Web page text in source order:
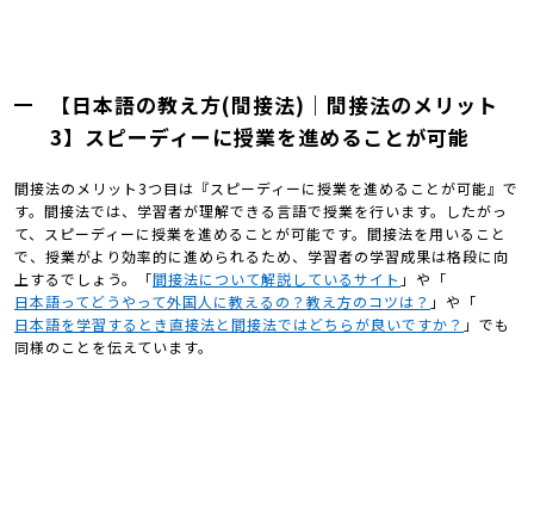
【日本語の教え方(間接法)｜間接法のメリット
3】スピーディーに授業を進めることが可能
間接法のメリット3つ目は『スピーディーに授業を進めることが可能』で
す。間接法では、学習者が理解できる言語で授業を行います。したがっ
て、スピーディーに授業を進めることが可能です。間接法を用いること
で、授業がより効率的に進められるため、学習者の学習成果は格段に向
上するでしょう。「間接法について解説しているサイト 」や「
日本語ってどうやって外国人に教えるの？教え方のコツは？ 」や「
日本語を学習するとき直接法と間接法ではどちらが良いですか？ 」でも
同様のことを伝えています。